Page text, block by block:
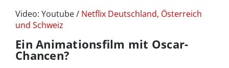
Video: Youtube / Netflix Deutschland, Österreich
und Schweiz
Ein Animationsfilm mit Oscar-
Chancen?